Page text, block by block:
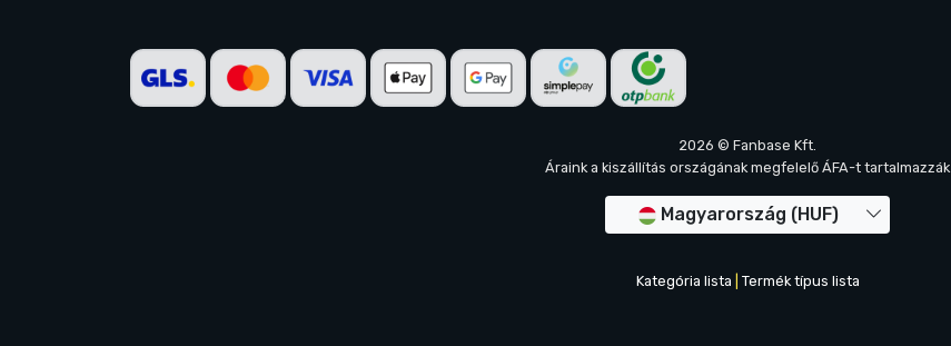
2026 © Fanbase Kft.
Áraink a kiszállítás országának megfelelő ÁFA-t tartalmazzák
Magyarország (HUF)
Kategória lista Termék típus lista